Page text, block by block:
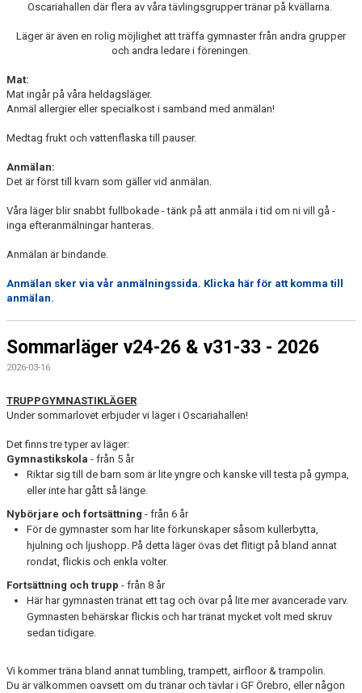
Oscariahallen där flera av våra tävlingsgrupper tränar på kvällarna.
Läger är även en rolig möjlighet att träffa gymnaster från andra grupper
och andra ledare i föreningen.
Mat:
Mat ingår på våra heldagsläger.
Anmäl allergier eller specialkost i samband med anmälan!
Medtag frukt och vattenflaska till pauser.
Anmälan:
Det är först till kvarn som gäller vid anmälan.
Våra läger blir snabbt fullbokade - tänk på att anmäla i tid om ni vill gå -
inga efteranmälningar hanteras.
Anmälan är bindande.
Anmälan sker via vår anmälningssida. Klicka här för att komma till
anmälan.
Sommarläger v24-26 & v31-33 - 2026
2026-03-16
TRUPPGYMNASTIKLÄGER
Under sommarlovet erbjuder vi läger i Oscariahallen!
Det finns tre typer av läger:
Gymnastikskola - från 5 år
Riktar sig till de barn som är lite yngre och kanske vill testa på gympa,
eller inte har gått så länge.
Nybörjare och fortsättning - från 6 år
För de gymnaster som har lite förkunskaper såsom kullerbytta,
hjulning och ljushopp. På detta läger övas det flitigt på bland annat
rondat, flickis och enkla volter.
Fortsättning och trupp - från 8 år
Här har gymnasten tränat ett tag och övar på lite mer avancerade varv.
Gymnasten behärskar flickis och har tränat mycket volt med skruv
sedan tidigare.
Vi kommer träna bland annat tumbling, trampett, airfloor & trampolin.
Du är välkommen oavsett om du tränar och tävlar i GF Örebro, eller någon